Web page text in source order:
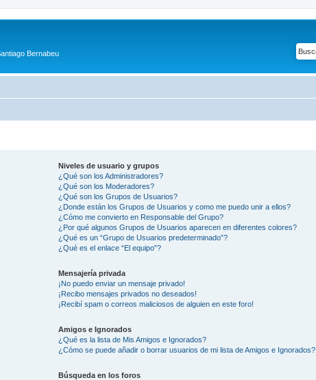
Bernabeu
Niveles de usuario y grupos
¿Qué son los Administradores?
¿Qué son los Moderadores?
¿Qué son los Grupos de Usuarios?
¿Donde están los Grupos de Usuarios y como me puedo unir a ellos?
¿Cómo me convierto en Responsable del Grupo?
¿Por qué algunos Grupos de Usuarios aparecen en diferentes colores?
¿Qué es un “Grupo de Usuarios predeterminado”?
¿Qué es el enlace “El equipo”?
Mensajería privada
¡No puedo enviar un mensaje privado!
¡Recibo mensajes privados no deseados!
¡Recibí spam o correos maliciosos de alguien en este foro!
Amigos e Ignorados
¿Qué es la lista de Mis Amigos e Ignorados?
¿Cómo se puede añadir o borrar usuarios de mi lista de Amigos e Ignorados?
Búsqueda en los foros